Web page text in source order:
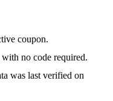
coupon.
no code required.
was last verified on